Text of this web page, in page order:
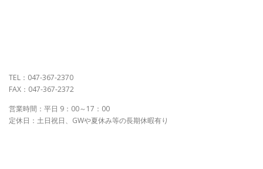
TEL：047-367-2370
FAX：047-367-2372
営業時間：平日 9：00～17：00
定休日：土日祝日、GWや夏休み等の長期休暇有り